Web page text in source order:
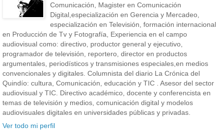
Comunicación, Magister en Comunicación
Digital,especialización en Gerencia y Mercadeo,
especialización en Televisión, formación internacional
en Producción de Tv y Fotografía, Experiencia en el campo
audiovisual como: directivo, productor general y ejecutivo,
programador de televisión, reportero, director en productos
argumentales, periodísticos y transmisiones especiales,en medios
convencionales y digitales. Columnista del diario La Crónica del
Quindío: cultura, Comunicación, educación y TIC . Asesor del sector
audiovisual y TIC. Directivo académico, docente y conferencista en
temas de televisión y medios, comunicación digital y modelos
audiovisuales digitales en universidades públicas y privadas.
Ver todo mi perfil